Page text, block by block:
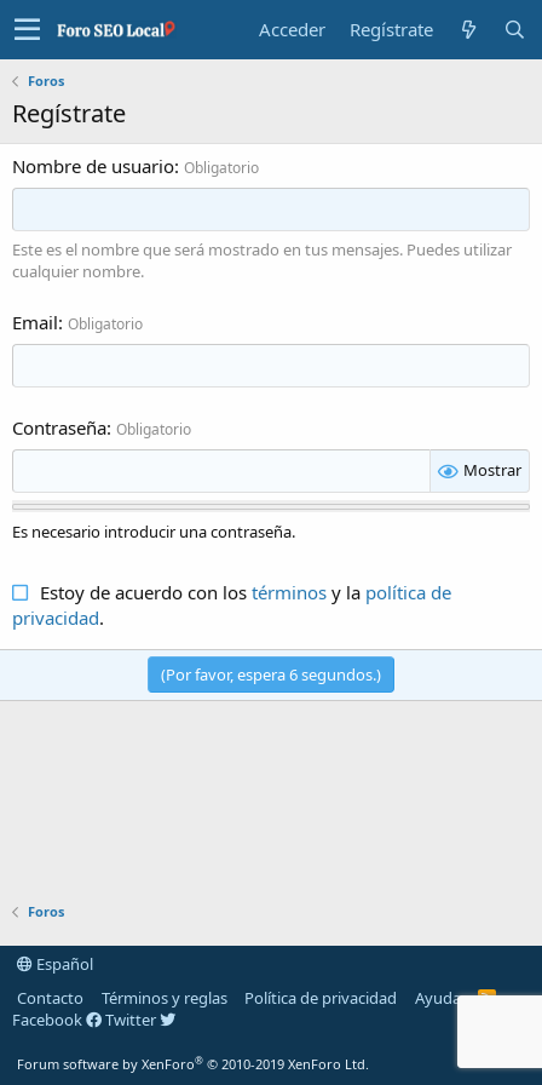
Acceder Regístrate
Foros
Regístrate
Nombre de usuario Obligatorio
Este es el nombre que será mostrado en tus mensajes. Puedes utilizar
cualquier nombre.
Email Obligatorio
Contraseña Obligatorio
Mostrar
Es necesario introducir una contraseña.
Estoy de acuerdo con los términosy la política de
privacidad.
(Por favor, espera6segundos.)
Foros
Español
Contacto
Términos y reglas Política de privacidad Ayuda
R
Facebook Twitter
Forum software by XenForo® © 2010-2019 XenForo Ltd.